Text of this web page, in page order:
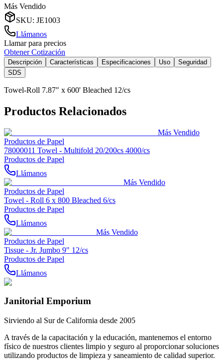
Más Vendido
SKU: JE1003
Llámanos
Llamar para precios
Obtener Cotización
Descripción Características Especificaciones Uso
Seguridad
SDS
Towel-Roll 7.87" x 600' Bleached 12/cs
Productos Relacionados
Más Vendido
Productos de Papel
78000011 Towel - Multifold 20/200cs 4000/cs
Productos de Papel
Llámanos
Más Vendido
Productos de Papel
Towel - Roll 6 x 800 Bleached 6/cs
Productos de Papel
Llámanos
Más Vendido
Productos de Papel
Tissue - Jr. Jumbo 9" 12/cs
Productos de Papel
Llámanos
Janitorial Emporium
Sirviendo al Sur de California desde 2005
A través de la capacitación y la educación, mantenemos el entorno
físico de nuestros clientes limpio y seguro al proporcionar soluciones
utilizando productos de limpieza y saneamiento de calidad superior.